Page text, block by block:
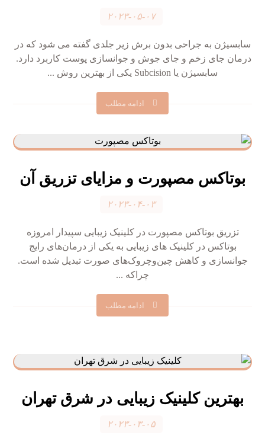
۲۰۲۳-۰۵-۰۷
سابسیژن به جراحی بدون برش زیر جلدی گفته می شود که در
درمان جای زخم و جای جوش و جوانسازی پوست کاربرد دارد.
سابسیژن یا Subcision یکی از بهترین روش ...
ادامه مطلب
بوتاکس مصپورت و مزایای تزریق آن
۲۰۲۳-۰۴-۰۳
تزریق بوتاکس مصپورت در کلینیک زیبایی سپیدار امروزه
بوتاکس در کلینیک های زیبایی به یکی از درمان‌های رایج
جوانسازی و کاهش چین‌وچروک‌های صورت تبدیل شده است.
چراکه ...
ادامه مطلب
بهترین کلینیک زیبایی در شرق تهران
۲۰۲۳-۰۳-۰۵